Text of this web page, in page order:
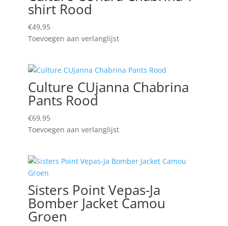
shirt Rood
€49,95
Toevoegen aan verlanglijst
Culture CUjanna Chabrina
Pants Rood
€69,95
Toevoegen aan verlanglijst
Sisters Point Vepas-Ja
Bomber Jacket Camou
Groen